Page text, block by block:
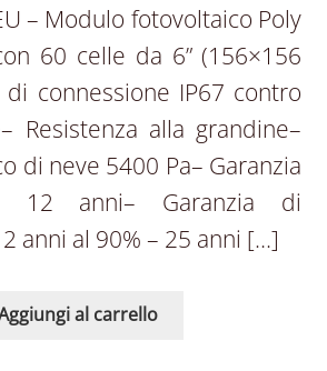
– Modulo fotovoltaico Poly
60 celle da 6” (156×156
di connessione IP67 contro
Resistenza alla grandine–
di neve 5400 Pa– Garanzia
12 anni– Garanzia di
anni al 90% – 25 anni […]
al carrello